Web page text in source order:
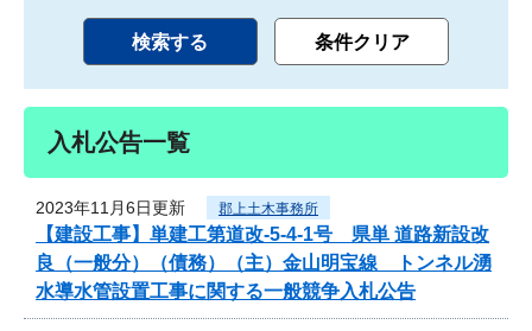
入札公告一覧
2023年11月6日更新 郡上土木事務所
【建設工事】単建工第道改-5-4-1号 県単 道路新設改
良（一般分）（債務）（主）金山明宝線 トンネル湧
水導水管設置工事に関する一般競争入札公告